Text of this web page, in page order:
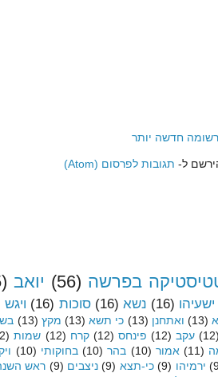
רשומה חדשה יותר
ל- תגובות לפרסום (Atom)
בפרשה (56) יואב
ישעיהו (16) נשא (16) סוכות (16) ויגש
(13) ואתחנן (13) כי תשא (13) מקץ (13)
(12) עקב (12) פינחס (12) קרח (12) שמות
(11) אמור (10) בהר (10) בחוקותי (10)
ירמיהו (9) כי-תצא (9) ניצבים (9) ראש